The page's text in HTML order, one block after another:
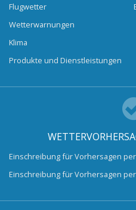
Flugwetter
Wetterwarnungen
Klima
Produkte und Dienstleistungen
Einschreibung für Vorhersagen per
Einschreibung für Vorhersagen per